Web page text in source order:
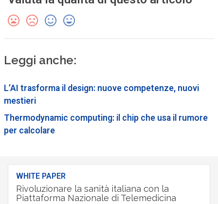
Leggi anche:
L’AI trasforma il design: nuove competenze, nuovi
mestieri
Thermodynamic computing: il chip che usa il rumore
per calcolare
WHITE PAPER
Rivoluzionare la sanità italiana con la
Piattaforma Nazionale di Telemedicina